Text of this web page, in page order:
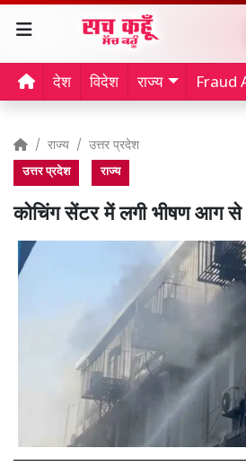
देश विदेश राज्य Fraud
राज्य उत्तर प्रदेश
उत्तर प्रदेश राज्य
कोचिंग सेंटर में लगी भीषण आग